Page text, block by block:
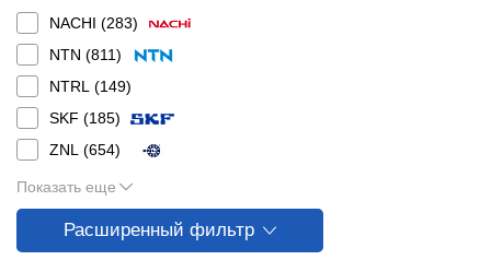
NACHI (283)
NTN (811)
NTRL (149)
SKF (185)
ZNL (654)
Показать еще
Расширенный фильтр